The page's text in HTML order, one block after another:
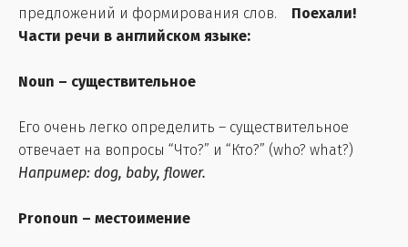
предложений и формирования слов. Поехали!
Части речи в английском языке:
Noun – существительное
Его очень легко определить – существительное
отвечает на вопросы “Что?” и “Кто?” (who? what?)
Например: dog, baby, flower.
Pronoun – местоимение